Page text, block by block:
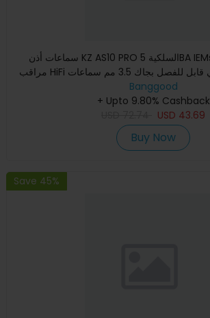
سماعات أذن KZ AS10 PRO السلكية 5BA IEMs باس ستيريو في
مراقب HiFi مع كابل صوتي فضي قابل للفصل بجاك 3.5 مم سماعات
أذن سماع
Banggood
+ Upto 9.80% Cashback
USD 43.69
Buy Now
Save 45%